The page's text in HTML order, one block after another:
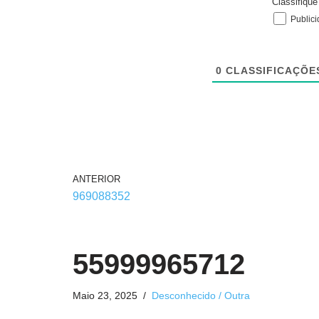
0
ANTERIOR
969088352
55999965712
Maio 23, 2025 Desconhecido / Outra